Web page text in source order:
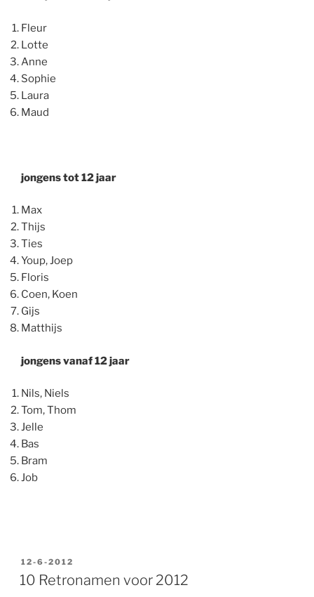
Fleur
Lotte
Anne
Sophie
Laura
Maud
jongens tot 12 jaar
Max
Thijs
Ties
Youp, Joep
Floris
Coen, Koen
Gijs
Matthijs
jongens vanaf 12 jaar
Nils, Niels
Tom, Thom
Jelle
Bas
Bram
Job
GEPLAATST
OP
12-6-2012
10 Retronamen voor 2012